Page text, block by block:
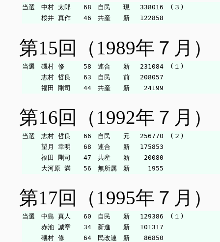
当選　中村 太郎　　68　自民　　現　 338016　(３)
第15回（1989年７月）
当選　磯村 修　　　58　連合　　新　 231084　(１)
志村 哲良　　63　自民　　前　 208057
第16回（1992年７月）
当選　志村 哲良　　66　自民　　元　 256770　(２)
望月 幸明　　68　連合　　新　 175853
福田 剛司　　47　共産　　新　  20080
第17回（1995年７月）
当選　中島 真人　　60　自民　　新　 129386　(１)
赤池 誠章　　34　新進　　新　 101317
磯村 修　　　64　民改連　新　  86850